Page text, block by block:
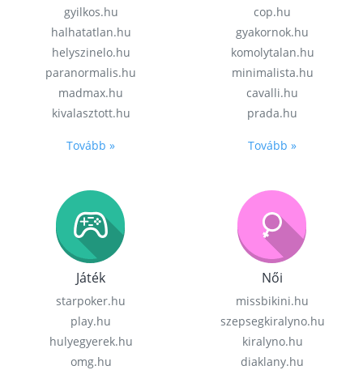
gyilkos.hu
halhatatlan.hu
helyszinelo.hu
paranormalis.hu
madmax.hu
kivalasztott.hu
Tovább »
cop.hu
gyakornok.hu
komolytalan.hu
minimalista.hu
cavalli.hu
prada.hu
Tovább »
Játék
starpoker.hu
play.hu
hulyegyerek.hu
omg.hu
Női
missbikini.hu
szepsegkiralyno.hu
kiralyno.hu
diaklany.hu